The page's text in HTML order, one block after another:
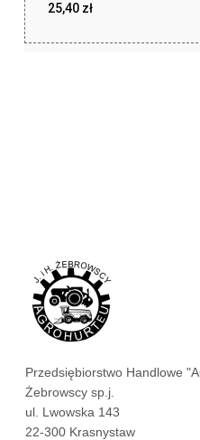
25,40 zł
Przedsiębiorstwo Handlowe
Żebrowscy sp.j.
ul. Lwowska 143
22-300 Krasnystaw